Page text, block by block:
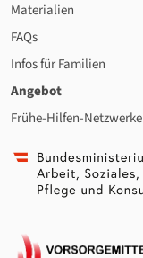
Materialien
FAQs
Infos für Familien
Angebot
Frühe-Hilfen-Netzwerke